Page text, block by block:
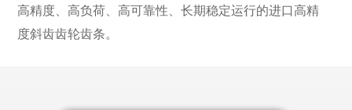
高精度、高负荷、高可靠性、长期稳定运行的进口高精
度斜齿齿轮齿条。